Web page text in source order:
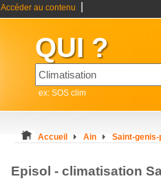
Accéder au contenu
QUI ?
ex: SOS clim
Accueil Ain Saint-
Episol - climatisation